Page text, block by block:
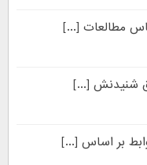
مطالعات [...]
شنیدنش [...]
بر اساس [...]